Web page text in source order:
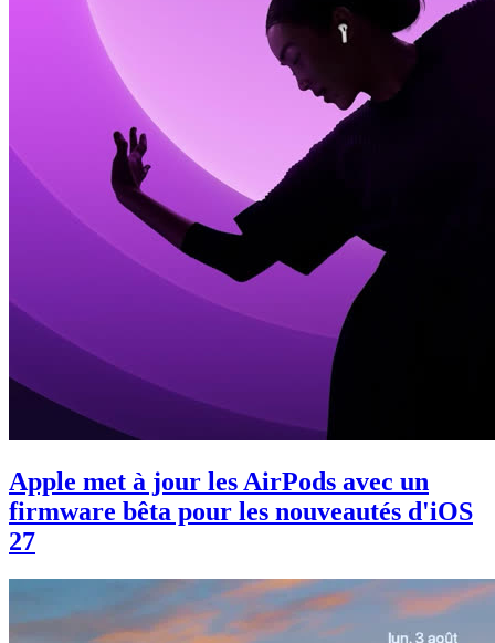
Apple met à jour les AirPods avec un
firmware bêta pour les nouveautés d'iOS
27